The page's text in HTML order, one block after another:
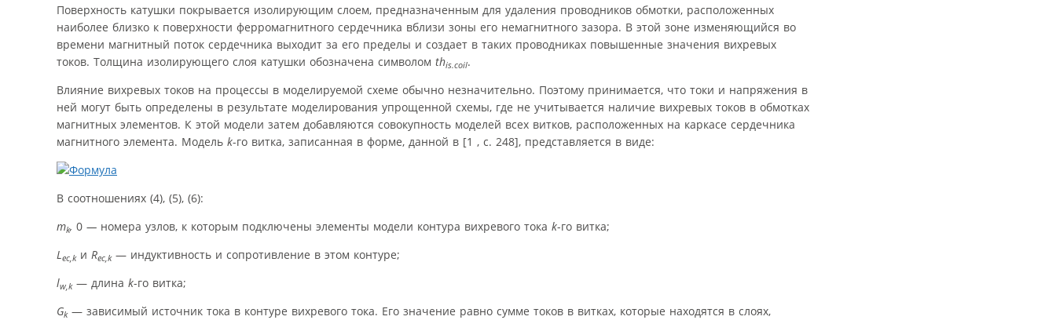
Поверхность катушки покрывается изолирующим слоем, предназначенным для удаления проводников обмотки, расположенных
наиболее близко к поверхности ферромагнитного сердечника вблизи зоны его немагнитного зазора. В этой зоне изменяющийся во
времени магнитный поток сердечника выходит за его пределы и создает в таких проводниках повышенные значения вихревых
токов. Толщина изолирующего слоя катушки обозначена символом this.coil.
Влияние вихревых токов на процессы в моделируемой схеме обычно незначительно. Поэтому принимается, что токи и напряжения в
ней могут быть определены в результате моделирования упрощенной схемы, где не учитывается наличие вихревых токов в обмотках
магнитных элементов. К этой модели затем добавляются совокупность моделей всех витков, расположенных на каркасе сердечника
магнитного элемента. Модель k-го витка, записанная в форме, данной в [1 , с. 248], представляется в виде:
В соотношениях (4), (5), (6):
mk, 0 — номера узлов, к которым подключены элементы модели контура вихревого тока k-го витка;
Lec,kи Rec,k— индуктивность и сопротивление в этом контуре;
lw,k— длина k-го витка;
Gk— зависимый источник тока в контуре вихревого тока. Его значение равно сумме токов в витках, которые находятся в слоях,